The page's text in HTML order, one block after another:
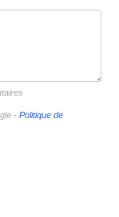
- Politique de